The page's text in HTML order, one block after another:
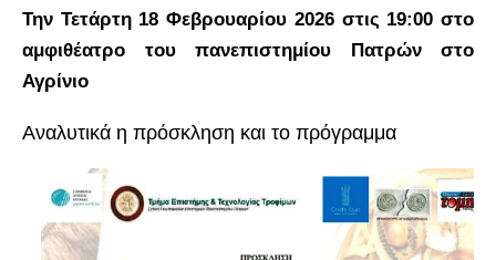
Την Τετάρτη 18 Φεβρουαρίου 2026 στις 19:00 στο
αμφιθέατρο του πανεπιστημίου Πατρών στο
Αγρίνιο
Αναλυτικά η πρόσκληση και το πρόγραμμα